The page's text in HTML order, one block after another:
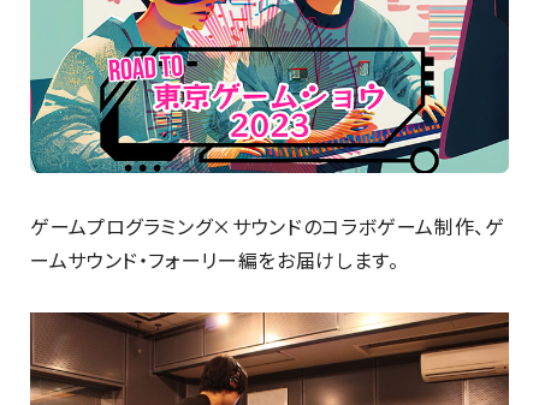
1日最大2つの学科説明＆体験授業
オープン
キャンパス
資料請求は
こちら
ゲームプログラミング×サウンドのコラボゲーム制作、ゲ
ームサウンド・フォーリー編をお届けします。